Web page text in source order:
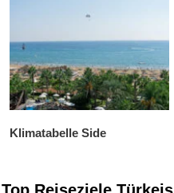
Klimatabelle Side